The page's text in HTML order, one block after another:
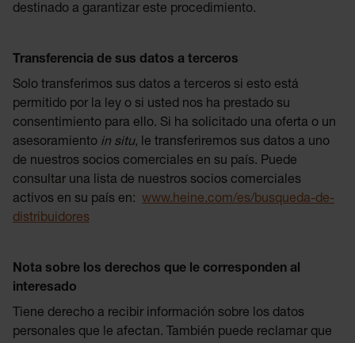
destinado a garantizar este procedimiento.
Transferencia de sus datos a terceros
Solo transferimos sus datos a terceros si esto está
permitido por la ley o si usted nos ha prestado su
consentimiento para ello. Si ha solicitado una oferta o un
asesoramiento in situ, le transferiremos sus datos a uno
de nuestros socios comerciales en su país. Puede
consultar una lista de nuestros socios comerciales
activos en su país en: www.heine.com/es/busqueda-de-
distribuidores
Nota sobre los derechos que le corresponden al
interesado
Tiene derecho a recibir información sobre los datos
personales que le afectan. También puede reclamar que